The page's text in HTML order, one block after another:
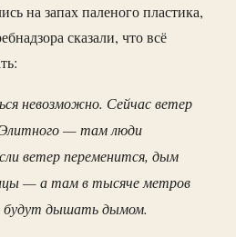
на запах паленого пластика,
сказали, что всё
невозможно. Сейчас ветер
Элитного — там люди
ветер переменится, дым
— а там в тысяче метров
будут дышать дымом.